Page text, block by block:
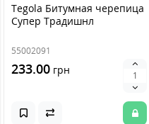
Tegola Битумная черепица
Супер Традишнл
55002091
233.00 грн